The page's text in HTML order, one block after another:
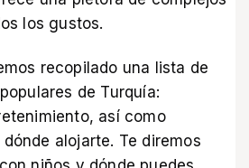
los gustos.
recopilado una lista de
de Turquía:
así como
alojarte. Te diremos